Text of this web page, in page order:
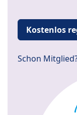
Kostenlos
Schon